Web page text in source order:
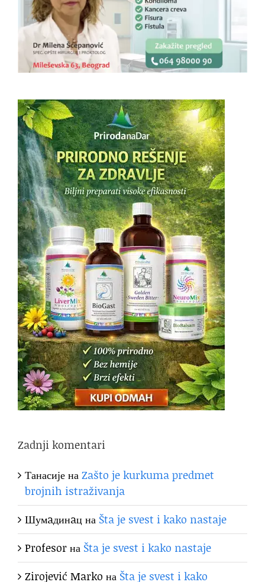
Zadnji komentari
ТанасијенаZašto je kurkuma predmet
brojnih istraživanja
Шумaдинaцна Šta je svest i kako nastaje
Profesorна Šta je svest i kako nastaje
Zirojević Marko на Šta je svest i kako